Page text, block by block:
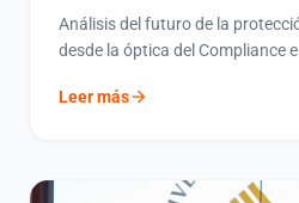
Análisis del futuro de la
desde la óptica del Compliance
Leer másarrow_forward